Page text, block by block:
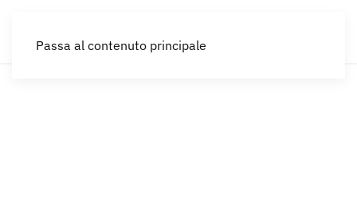
Passa al contenuto principale